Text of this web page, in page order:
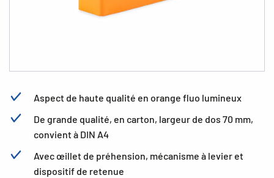
Aspect de haute qualité en orange fluo lumineux
De grande qualité, en carton, largeur de dos 70 mm,
convient à DIN A4
Avec œillet de préhension, mécanisme à levier et
dispositif de retenue